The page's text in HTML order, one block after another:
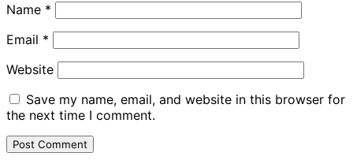
Name *
Email *
Website
Save my name, email, and website in this browser for
the next time I comment.